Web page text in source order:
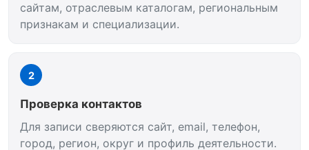
сайтам, отраслевым каталогам, региональным
признакам и специализации.
2
Проверка контактов
Для записи сверяются сайт, email, телефон,
город, регион, округ и профиль деятельности.